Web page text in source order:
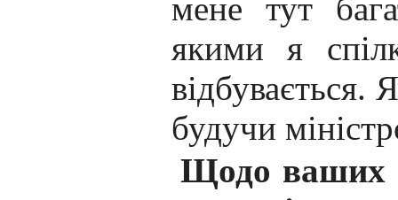
мене тут
якими я
відбувається.
будучи
Щодо ваших